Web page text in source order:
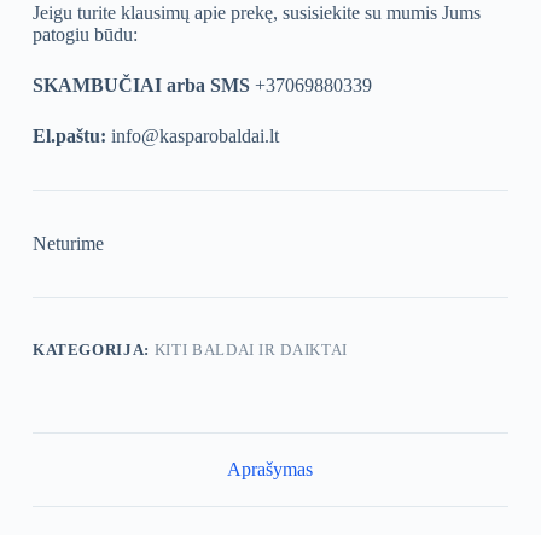
Jeigu turite klausimų apie prekę, susisiekite su mumis Jums
patogiu būdu:
SKAMBUČIAI arba SMS+37069880339
El.paštu: info@kasparobaldai.lt
Neturime
KATEGORIJA: KITI BALDAI IR DAIKTAI
Aprašymas